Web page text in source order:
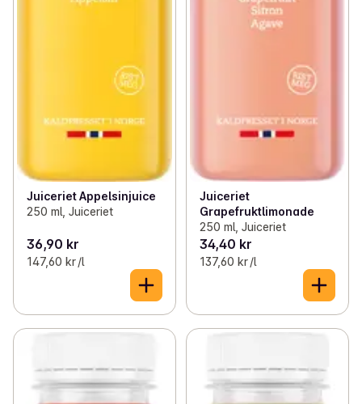
Juiceriet Appelsinjuice
250 ml, Juiceriet
36,90 kr
147,60 kr /l
Juiceriet
Grapefruktlimonade
250 ml, Juiceriet
34,40 kr
137,60 kr /l